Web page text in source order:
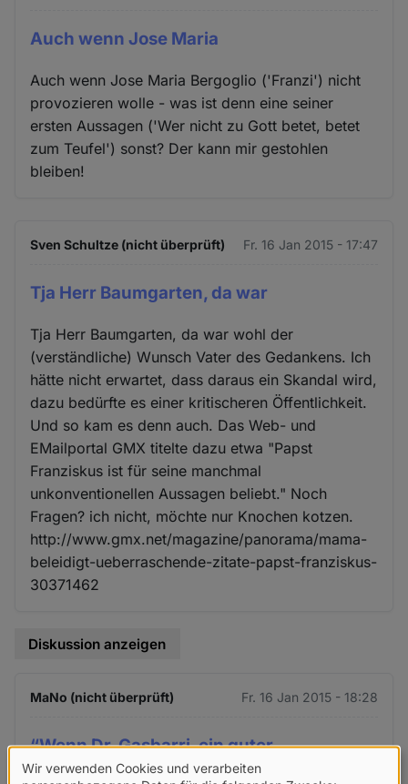
Auch wenn Jose Maria
Auch wenn Jose Maria Bergoglio ('Franzi') nicht
provozieren wolle - was ist denn eine seiner
ersten Aussagen ('Wer nicht zu Gott betet, betet
zum Teufel') sonst? Der kann mir gestohlen
bleiben!
Sven Schultze (nicht überprüft) Fr. 16 Jan 2015 - 17:47
Tja Herr Baumgarten, da war
Tja Herr Baumgarten, da war wohl der
(verständliche) Wunsch Vater des Gedankens. Ich
hätte nicht erwartet, dass daraus ein Skandal wird,
dazu bedürfte es einer kritischeren Öffentlichkeit.
Und so kam es denn auch. Das Web- und
EMailportal GMX titelte dazu etwa "Papst
Franziskus ist für seine manchmal
unkonventionellen Aussagen beliebt." Noch
Fragen? ich nicht, möchte nur Knochen kotzen.
http://www.gmx.net/magazine/panorama/mama-
beleidigt-ueberraschende-zitate-papst-franziskus-
30371462
Diskussion anzeigen
MaNo (nicht überprüft) Fr. 16 Jan 2015 - 18:28
“Wenn Dr. Gasbarri, ein guter
Wir verwenden Cookies und verarbeiten